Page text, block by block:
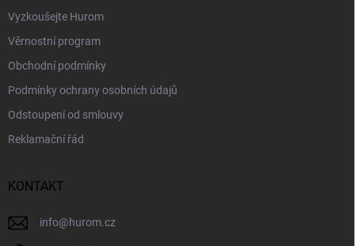
Vyzkoušejte Hurom
Věrnostní program
Obchodní podmínky
Podmínky ochrany osobních údajů
Odstoupení od smlouvy
Reklamační řád
KONTAKT
info@hurom.cz